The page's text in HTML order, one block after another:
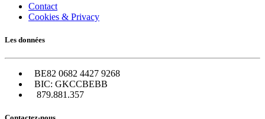
Contact
Cookies & Privacy
Les données
BE82 0682 4427 9268
BIC: GKCCBEBB
879.881.357